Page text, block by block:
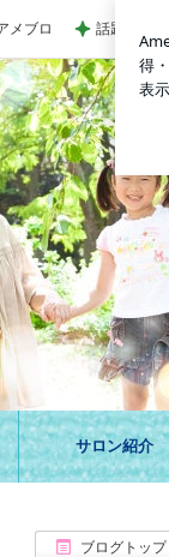
悪い」はない
メブロ 話題のブ
ブログトップ
サロン紹介